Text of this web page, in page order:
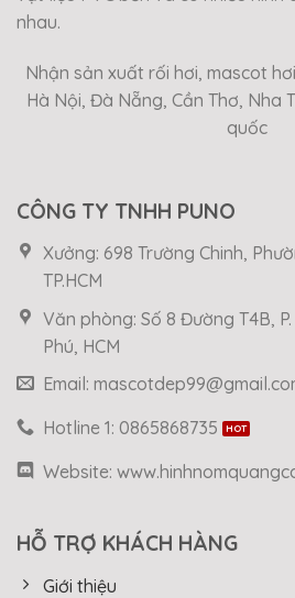
nhau.
Nhận sản xuất rối hơi, mascot
Hà Nội, Đà Nẵng, Cần Thơ, Nha
quốc
CÔNG TY TNHH PUNO
Xưởng: 698 Trường Chinh,
TP.HCM
Văn phòng: Số 8 Đường T4B, P.
Phú, HCM
Email:
Hotline 1: 0865868735
Website:
HỖ TRỢ KHÁCH HÀNG
Giới thiệu